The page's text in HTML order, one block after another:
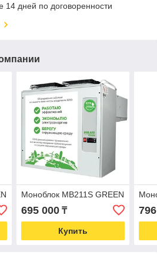
14 дней по договоренности
Моноблок MB211S GREEN
695 000₸
Купить